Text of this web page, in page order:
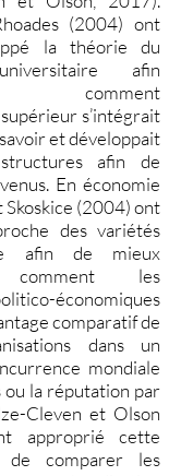
(2004) ont
la théorie du
afin
comment
s’intégrait
et développait
afin de
En économie
(2004) ont
des variétés
afin de mieux
comment les
économiques
comparatif de
dans un
mondiale
la réputation par
Cleven et Olson
approprié cette
de comparer les